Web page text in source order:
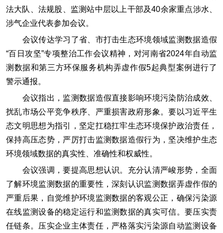
法大队、法规股、监测站中层以上干部及40余家重点涉水、
涉气企业代表参加会议。
会议传达学习了省、市打击生态环境领域监测数据造假
“百日攻坚”专项整治工作会议精神，对河南省2024年自动监
测数据和第三方环保服务机构弄虚作假5起典型案例进行了
警示通报。
会议指出，监测数据造假直接影响环境污染防治成效、
扰乱市场公平竞争秩序、严重损害政府形象。要以习近平生
态文明思想为指引，坚定扛稳扛牢生态环境保护政治责任，
保持高压态势，严厉打击监测数据造假行为，坚决维护生态
环境领域数据的真实性、准确性和权威性。
会议强调，要提高思想认识。充分认清严峻形势，全面
了解环境监测数据的重要性，深刻认识监测数据弄虚作假的
严重后果，自觉维护环境监测数据的客观公正，确保污染源
在线监测设备的稳定运行和监测数据的真实可信。要压实责
任链条。压实企业主体责任，严格落实污染源自动监测设备